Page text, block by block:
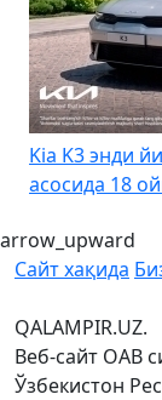
Kia K3 энди
асосида 18
arrow_upward
Сайт хақида
QALAMPIR.UZ.
Веб-сайт ОАВ
Ўзбекистон